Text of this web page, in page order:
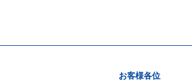
お客様各位